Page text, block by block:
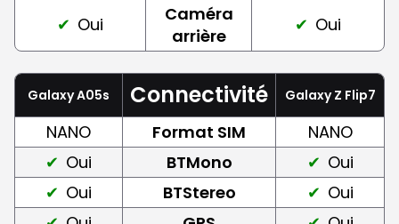
Oui
Caméra
arrière
Oui
Galaxy A05s Connectivité Galaxy Z Flip7
NANO Format SIM
NANO
Oui
BTMono
Oui
Oui
BTStereo
Oui